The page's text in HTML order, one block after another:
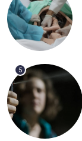
5